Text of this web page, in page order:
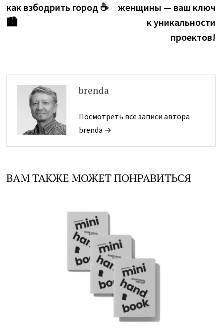
как взбодрить город ☕
🏙️
женщины — ваш ключ
к уникальности
проектов!
brenda
Посмотреть все записи автора
brenda →
ВАМ ТАКЖЕ МОЖЕТ ПОНРАВИТЬСЯ